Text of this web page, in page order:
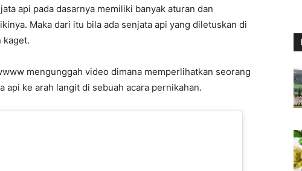
api pada dasarnya memiliki banyak aturan dan
Maka dari itu bila ada senjata api yang diletuskan di
kaget.
mengunggah video dimana memperlihatkan seorang
api ke arah langit di sebuah acara pernikahan.